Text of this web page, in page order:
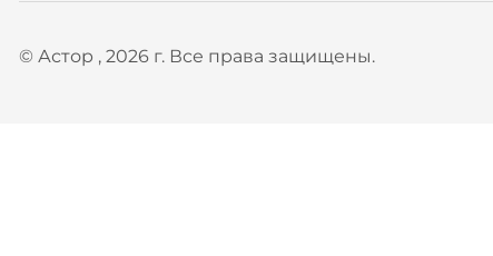
© Астор , 2026 г. Все права защищены.